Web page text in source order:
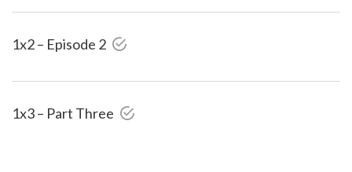
1x2 – Episode 2
1x3 – Part Three